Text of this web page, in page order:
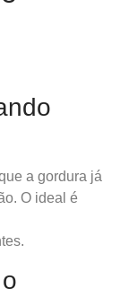
a gordura já
O ideal é